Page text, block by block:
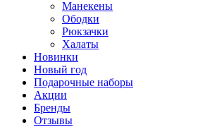
Манекены
Ободки
Рюкзачки
Халаты
Новинки
Новый год
Подарочные наборы
Акции
Бренды
Отзывы